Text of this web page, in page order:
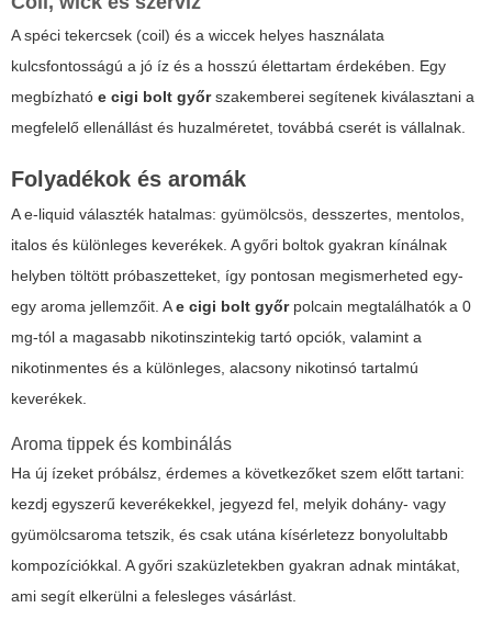
A spéci tekercsek (coil) és a wiccek helyes használata
kulcsfontosságú a jó íz és a hosszú élettartam érdekében. Egy
megbízható e cigi bolt győrszakemberei segítenek kiválasztani a
megfelelő ellenállást és huzalméretet, továbbá cserét is vállalnak.
Folyadékok és aromák
A e-liquid választék hatalmas: gyümölcsös, desszertes, mentolos,
italos és különleges keverékek. A győri boltok gyakran kínálnak
helyben töltött próbaszetteket, így pontosan megismerheted egy-
egy aroma jellemzőit. Ae cigi bolt győrpolcain megtalálhatók a 0
mg-tól a magasabb nikotinszintekig tartó opciók, valamint a
nikotinmentes és a különleges, alacsony nikotinsó tartalmú
keverékek.
Aroma tippek és kombinálás
Ha új ízeket próbálsz, érdemes a következőket szem előtt tartani:
kezdj egyszerű keverékekkel, jegyezd fel, melyik dohány- vagy
gyümölcsaroma tetszik, és csak utána kísérletezz bonyolultabb
kompozíciókkal. A győri szaküzletekben gyakran adnak mintákat,
ami segít elkerülni a felesleges vásárlást.